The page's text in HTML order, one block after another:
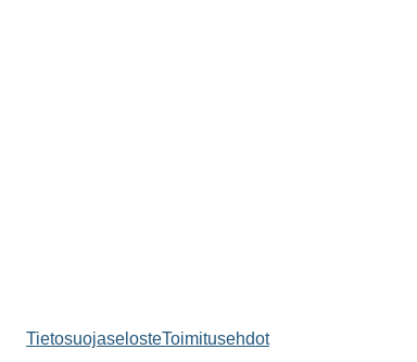
TietosuojaselosteToimitusehdot